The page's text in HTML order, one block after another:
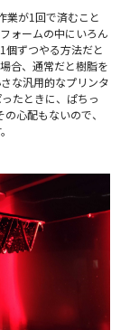
業が1回で済むこと
ォームの中にいろん
個ずつやる方法だと
合、通常だと樹脂を
な汎用的なプリンタ
たときに、ぱちっ
心配もないので、